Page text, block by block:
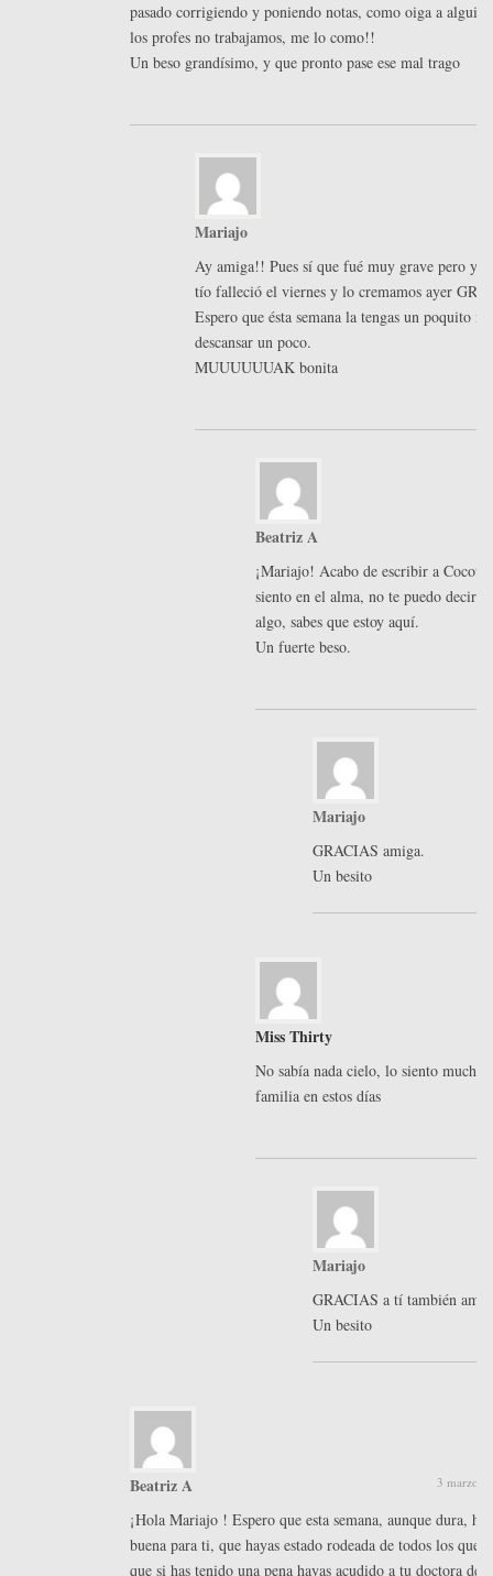
pasado corrigiendo y poniendo notas, como oiga a
los profes no trabajamos, me lo como!!
Un beso grandísimo, y que pronto pase ese mal trago
Mariajo
Ay amiga!! Pues sí que fué muy grave pero yá
tío falleció el viernes y lo cremamos ayer
Espero que ésta semana la tengas un poquito
descansar un poco.
MUUUUUUAK bonita
Beatriz A
¡Mariajo! Acabo de escribir a
siento en el alma, no te puedo decir
algo, sabes que estoy aquí.
Un fuerte beso.
Mariajo
GRACIAS amiga.
Un besito
Miss Thirty
No sabía nada cielo, lo siento
familia en estos días
Mariajo
GRACIAS a tí también
Un besito
Beatriz A 3 marzo,
¡Hola Mariajo ! Espero que esta semana, aunque dura,
buena para ti, que hayas estado rodeada de todos los que
que si has tenido una pena hayas acudido a tu doctora de